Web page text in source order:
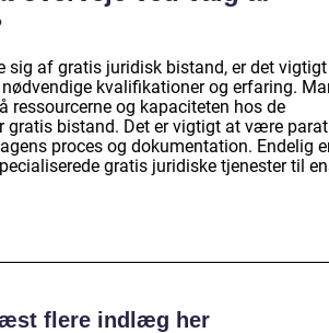
sig af gratis juridisk bistand, er det
kvalifikationer og erfaring.
og kapaciteten hos de
gratis bistand. Det er vigtigt at være
proces og dokumentation. Endelig
gratis juridiske tjenester til
flere indlæg her